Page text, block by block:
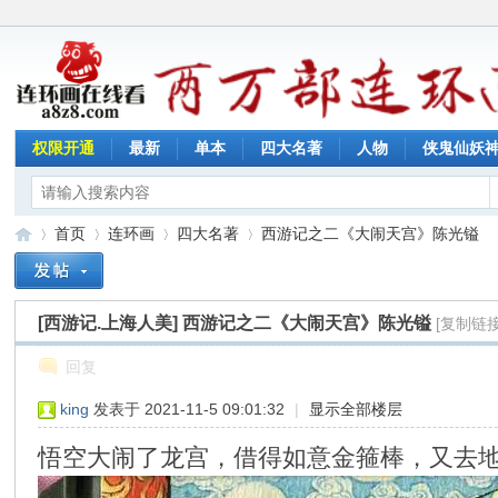
权限开通 最新 单本 四大名著 人物 侠鬼仙妖
»
首页
›
连环画
›
四大名著
›
西游记之二《大闹天宫》陈光镒
[西游记.上海人美]西游记之二《大闹天宫》陈光镒 [复制链
回复
king 发表于 2021-11-5 09:01:32 | 显示全部楼层
悟空大闹了龙宫，借得如意金箍棒，又去